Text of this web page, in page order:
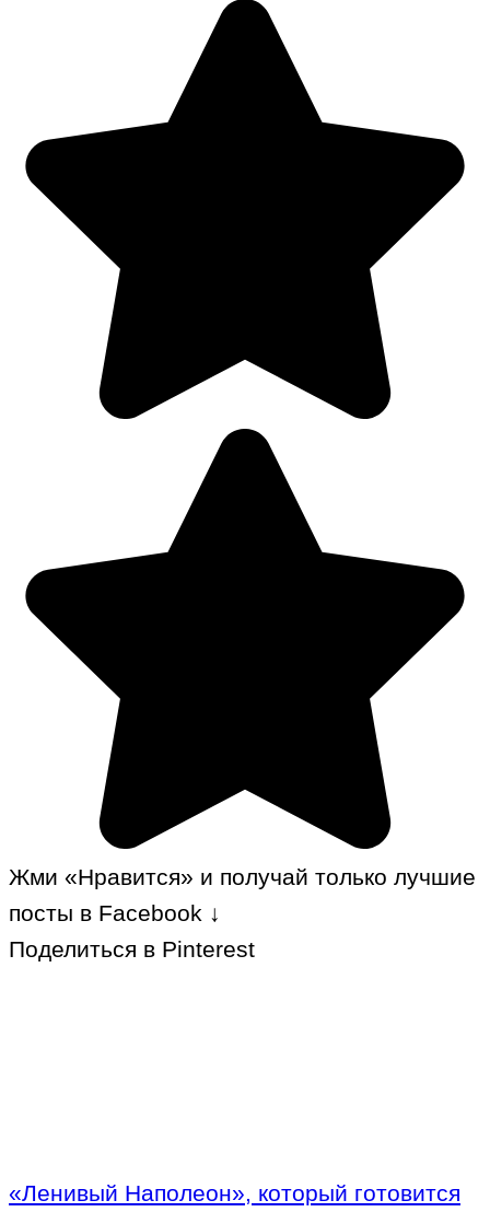
Жми «Нравится» и получай только лучшие
посты в Facebook ↓
Поделиться в Pinterest
«Ленивый Наполеон», который готовится